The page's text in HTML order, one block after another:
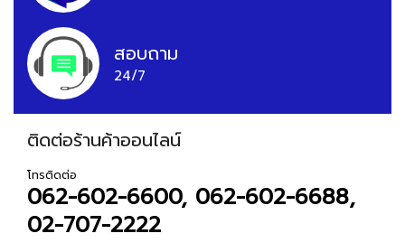
สอบถาม
24/7
ติดต่อร้านค้าออนไลน์
โทรติดต่อ
062-602-6600, 062-602-6688,
02-707-2222